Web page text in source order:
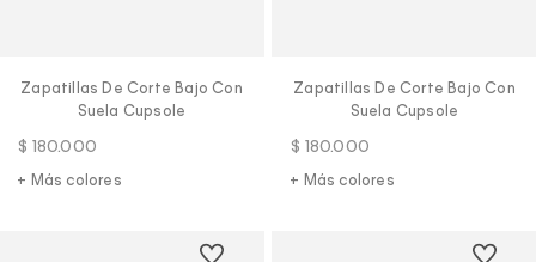
Zapatillas De Corte Bajo Con
Suela Cupsole
$ 180.000
+ Más colores
Zapatillas De Corte Bajo Con
Suela Cupsole
$ 180.000
+ Más colores